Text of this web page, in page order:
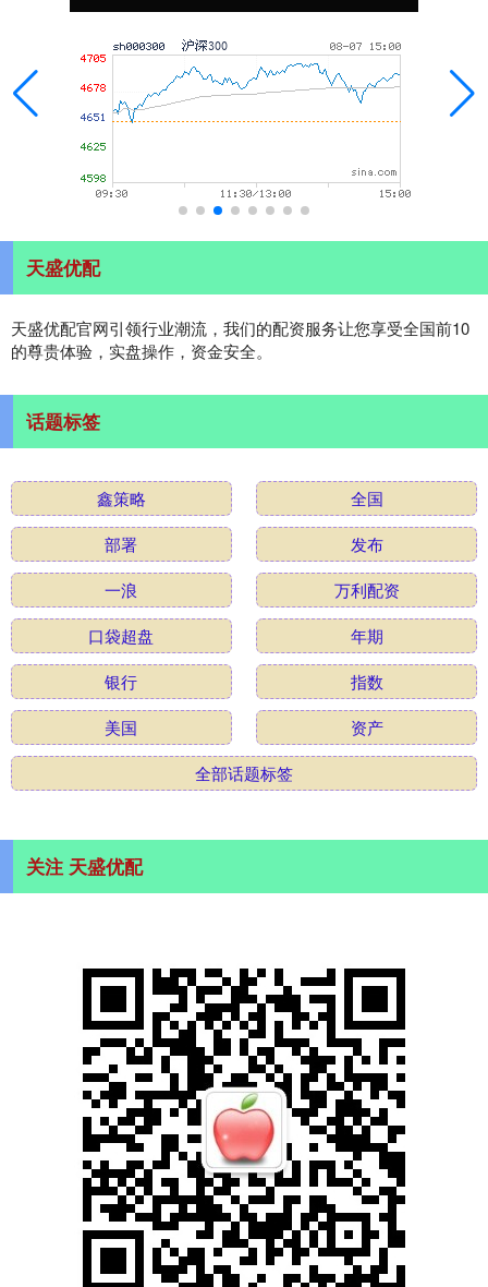
天盛优配
天盛优配官网引领行业潮流，我们的配资服务让您享受全国前10
的尊贵体验，实盘操作，资金安全。
话题标签
鑫策略
全国
部署
发布
一浪
万利配资
口袋超盘
年期
银行
指数
美国
资产
全部话题标签
关注 天盛优配